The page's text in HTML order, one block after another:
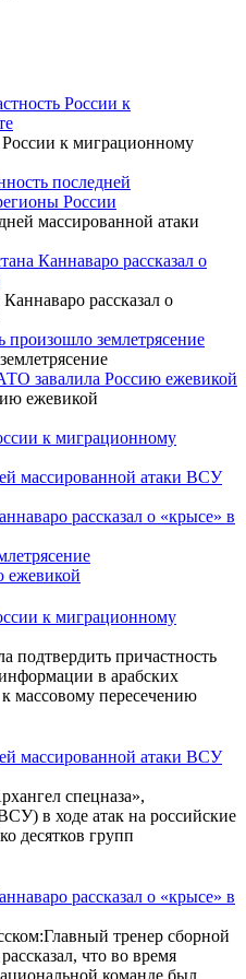
России к
последней
России
Каннаваро рассказал о
землетрясение
завалила Россию ежевикой
к миграционному
массированной атаки ВСУ
рассказал о «крысе» в
ежевикой
к миграционному
подтвердить причастность
в арабских
массовому пересечению
массированной атаки ВСУ
спецназа»,
в ходе атак на российские
десятков групп
рассказал о «крысе» в
тренер сборной
что во время
команде был